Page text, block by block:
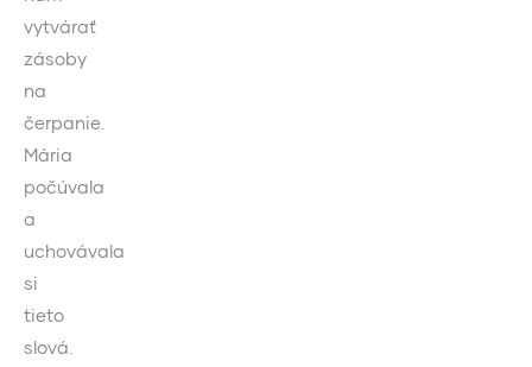
vytvárať
zásoby
na
čerpanie.
Mária
počúvala
a
uchovávala
si
tieto
slová.